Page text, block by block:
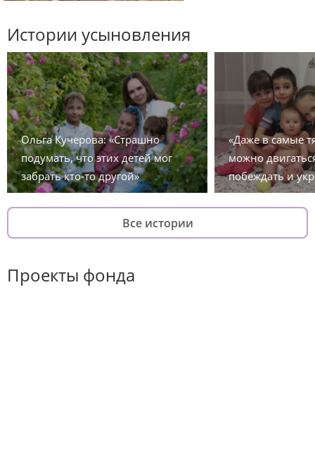
Истории усыновления
Ольга Кучерова: «Страшно
подумать, что этих детей мог
забрать кто-то другой»
«Даже в самые
можно
побеждать и
Все истории
Проекты фонда